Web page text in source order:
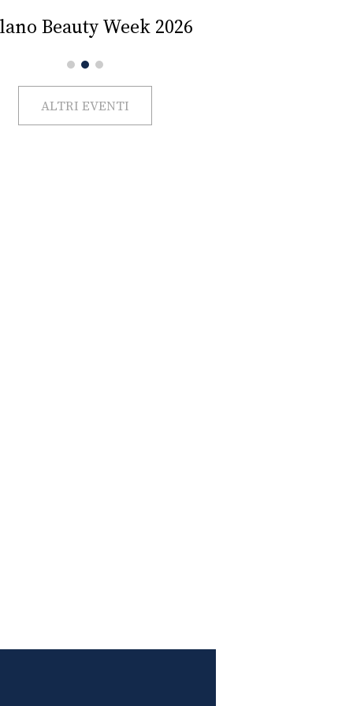
Beauty Week 2026
ALTRI EVENTI